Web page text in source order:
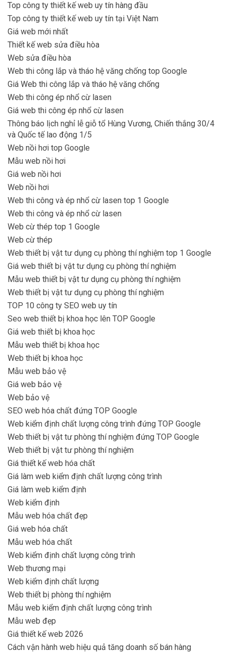
Top công ty thiết kế web uy tín hàng đầu
Top công ty thiết kế web uy tín tại Việt Nam
Giá web mới nhất
Thiết kế web sửa điều hòa
Web sửa điều hòa
Web thi công lắp và tháo hệ văng chống top Google
Giá Web thi công lắp và tháo hệ văng chống
Web thi công ép nhổ cừ lasen
Giá web thi công ép nhổ cừ lasen
Thông báo lịch nghỉ lễ giỗ tổ Hùng Vương, Chiến thắng 30/4
và Quốc tế lao động 1/5
Web nồi hơi top Google
Mẫu web nồi hơi
Giá web nồi hơi
Web nồi hơi
Web thi công và ép nhổ cừ lasen top 1 Google
Web thi công và ép nhổ cừ lasen
Web cừ thép top 1 Google
Web cừ thép
Web thiết bị vật tư dụng cụ phòng thí nghiệm top 1 Google
Giá web thiết bị vật tư dụng cụ phòng thí nghiệm
Mẫu web thiết bị vật tư dụng cụ phòng thí nghiệm
Web thiết bị vật tư dụng cụ phòng thí nghiệm
TOP 10 công ty SEO web uy tín
Seo web thiết bị khoa học lên TOP Google
Giá web thiết bị khoa học
Mẫu web thiết bị khoa học
Web thiết bị khoa học
Mẫu web bảo vệ
Giá web bảo vệ
Web bảo vệ
SEO web hóa chất đứng TOP Google
Web kiểm định chất lượng công trình đứng TOP Google
Web thiết bị vật tư phòng thí nghiệm đứng TOP Google
Web thiết bị vật tư phòng thí nghiệm
Giá thiết kế web hóa chất
Giá làm web kiểm định chất lượng công trình
Giá làm web kiểm định
Web kiểm định
Mẫu web hóa chất đẹp
Giá web hóa chất
Mẫu web hóa chất
Web kiểm định chất lượng công trình
Web thương mại
Web kiểm định chất lượng
Web thiết bị phòng thí nghiệm
Mẫu web kiểm định chất lượng công trình
Mẫu web đẹp
Giá thiết kế web 2026
Cách vận hành web hiệu quả tăng doanh số bán hàng